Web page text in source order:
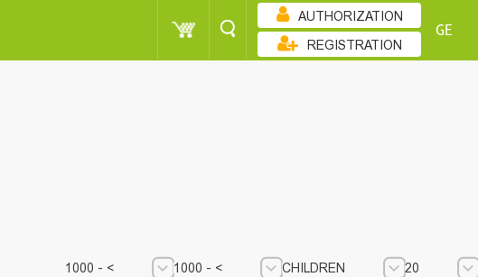
AUTHORIZATION
REGISTRATION
GE
1000 - <
1000 - < CHILDREN
20